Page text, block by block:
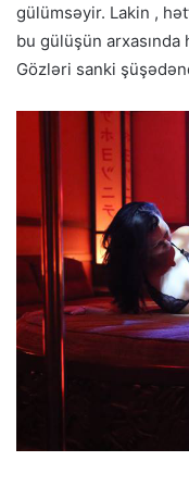
gülümsəyir. Lakin ,
bu gülüşün arxasında
Gözləri sanki